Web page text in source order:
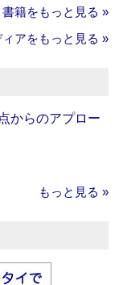
書籍をもっと見る »
アをもっと見る »
からのアプロー
もっと見る »